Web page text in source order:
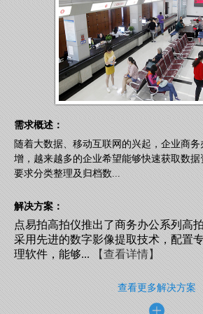
需求概述：
随着大数据、移动互联网的兴起，企业商
增，越来越多的企业希望能够快速获取数
要求分类整理及归档数...
解决方案：
点易拍高拍仪推出了商务办公系列高
采用先进的数字影像提取技术，配置
理软件，能够...【查看详情】
查看更多解决方案